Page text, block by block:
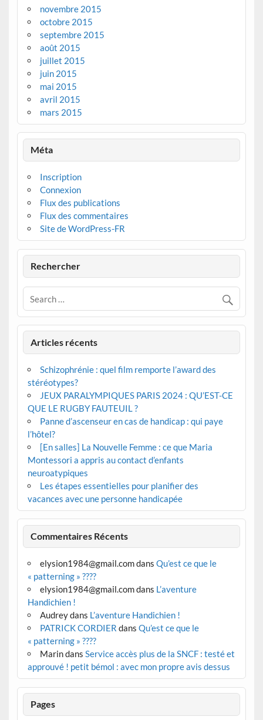
novembre 2015
octobre 2015
septembre 2015
août 2015
juillet 2015
juin 2015
mai 2015
avril 2015
mars 2015
Méta
Inscription
Connexion
Flux des publications
Flux des commentaires
Site de WordPress-FR
Rechercher
Articles récents
Schizophrénie : quel film remporte l’award des
stéréotypes?
JEUX PARALYMPIQUES PARIS 2024 : QU’EST-CE
QUE LE RUGBY FAUTEUIL ?
Panne d’ascenseur en cas de handicap : qui paye
l’hôtel?
[En salles] La Nouvelle Femme : ce que Maria
Montessori a appris au contact d’enfants
neuroatypiques
Les étapes essentielles pour planifier des
vacances avec une personne handicapée
Commentaires Récents
elysion1984@gmail.comdans Qu’est ce que le
« patterning » ????
elysion1984@gmail.comdans L’aventure
Handichien !
Audreydans L’aventure Handichien !
PATRICK CORDIER dans Qu’est ce que le
« patterning » ????
Marindans Service accès plus de la SNCF : testé et
approuvé ! petit bémol : avec mon propre avis dessus
Pages